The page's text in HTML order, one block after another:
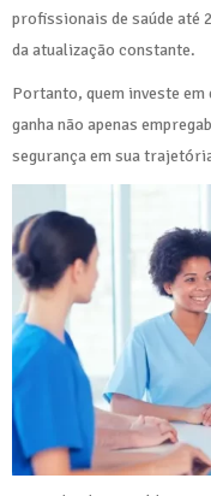
profissionais de saúde até
da atualização constante.
Portanto, quem investe em
ganha não apenas
segurança em sua